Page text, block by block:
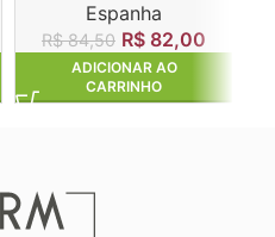
Rosado
Espanha
R$84,50 R$ 82,00
ADICIONAR AO
CARRINHO